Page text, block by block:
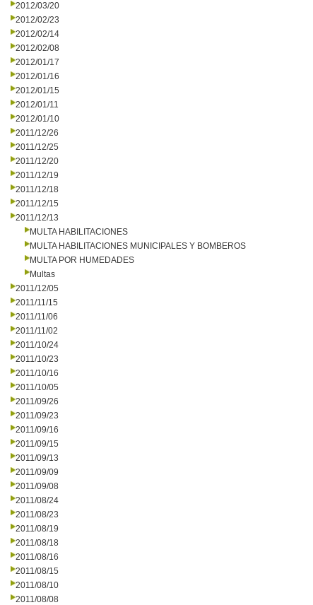
2012/03/20
2012/02/23
2012/02/14
2012/02/08
2012/01/17
2012/01/16
2012/01/15
2012/01/11
2012/01/10
2011/12/26
2011/12/25
2011/12/20
2011/12/19
2011/12/18
2011/12/15
2011/12/13
MULTA HABILITACIONES
MULTA HABILITACIONES MUNICIPALES Y BOMBEROS
MULTA POR HUMEDADES
Multas
2011/12/05
2011/11/15
2011/11/06
2011/11/02
2011/10/24
2011/10/23
2011/10/16
2011/10/05
2011/09/26
2011/09/23
2011/09/16
2011/09/15
2011/09/13
2011/09/09
2011/09/08
2011/08/24
2011/08/23
2011/08/19
2011/08/18
2011/08/16
2011/08/15
2011/08/10
2011/08/08